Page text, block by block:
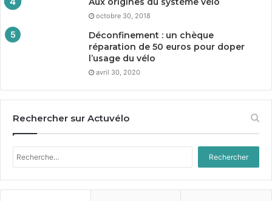
octobre 30, 2018
Déconfinement : un chèque
réparation de 50 euros pour doper
l’usage du vélo
avril 30, 2020
Rechercher sur Actuvélo
Rechercher :